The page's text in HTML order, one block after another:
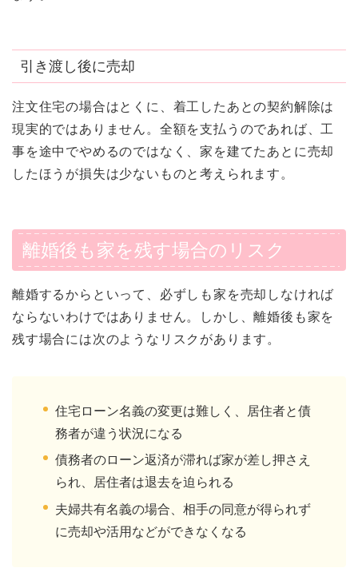
引き渡し後に売却
注文住宅の場合はとくに、着工したあとの契約解除は
現実的ではありません。全額を支払うのであれば、工
事を途中でやめるのではなく、家を建てたあとに売却
したほうが損失は少ないものと考えられます。
離婚後も家を残す場合のリスク
離婚するからといって、必ずしも家を売却しなければ
ならないわけではありません。しかし、離婚後も家を
残す場合には次のようなリスクがあります。
住宅ローン名義の変更は難しく、居住者と債
務者が違う状況になる
債務者のローン返済が滞れば家が差し押さえ
られ、居住者は退去を迫られる
夫婦共有名義の場合、相手の同意が得られず
に売却や活用などができなくなる